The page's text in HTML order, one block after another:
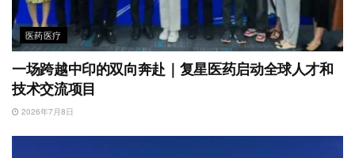
医药医疗
一场跨越中印的双向奔赴｜复星医药启动全球人才和
技术交流项目
2026年7月8日